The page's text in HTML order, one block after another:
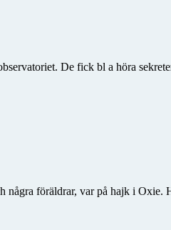
De fick bl a höra
föräldrar, var på hajk i